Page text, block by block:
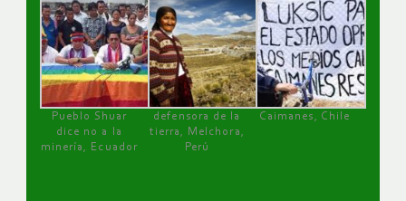
Pueblo Shuar
dice no a la
minería, Ecuador
defensora de la
tierra, Melchora,
Perú
Caimanes, Chile